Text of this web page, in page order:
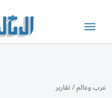
عرب وعالم/تقارير